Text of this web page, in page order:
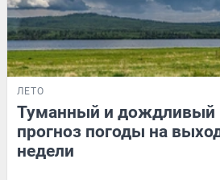
ЛЕТО
Туманный и дождливый
прогноз погоды на
недели